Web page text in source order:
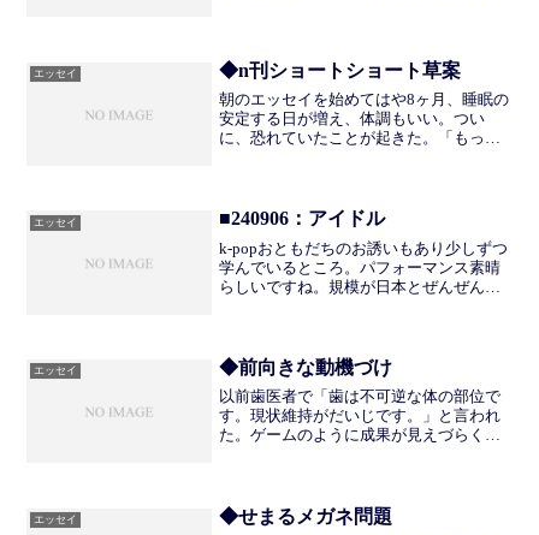
ど、それにしたってもう少...
エッセイ ◆n刊ショートショート草案
朝のエッセイを始めてはや8ヶ月、睡眠の
安定する日が増え、体調もいい。つい
に、恐れていたことが起きた。「もっと
悪い癖だけれど、やってみた...
エッセイ ■240906：アイドル
k-popおともだちのお誘いもあり少しずつ
学んでいるところ。パフォーマンス素晴
らしいですね。規模が日本とぜんぜんち
ルにな...
エッセイ ◆前向きな動機づけ
以前歯医者で「歯は不可逆な体の部位で
す。現状維持がだいじです。」と言われ
た。ゲームのように成果が見えづらくモ
減点式で考えることで、たと...
エッセイ ◆せまるメガネ問題